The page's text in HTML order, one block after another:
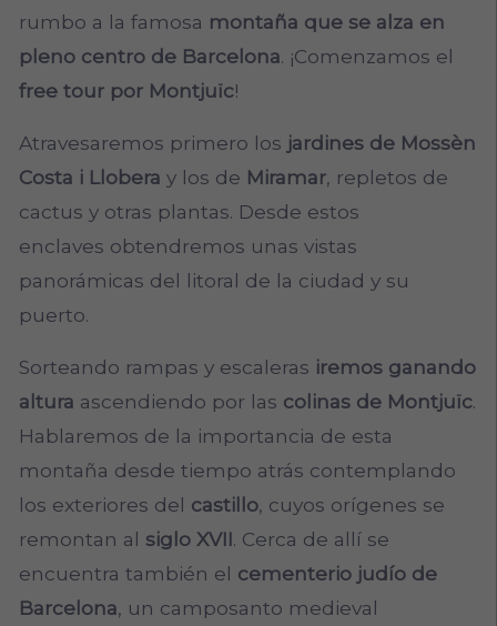
rumbo a la famosa montaña que se alza en
pleno centro de Barcelona. ¡Comenzamos el
free tour por Montjuïc!
Atravesaremos primero los jardines de Mossèn
Costa i Llobera y los de Miramar, repletos de
cactus y otras plantas. Desde estos
enclaves obtendremos unas vistas
panorámicas del litoral de la ciudad y su
puerto.
Sorteando rampas y escaleras iremos ganando
altura ascendiendo por las colinas de Montjuïc.
Hablaremos de la importancia de esta
montaña desde tiempo atrás contemplando
los exteriores del castillo, cuyos orígenes se
remontan al siglo XVII. Cerca de allí se
encuentra también el cementerio judío de
Barcelona, un camposanto medieval